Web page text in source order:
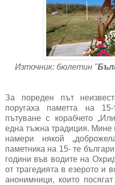
Източник: бюлетин "
За пореден път
поругаха паметта на
пътуване с корабчето
една тъжна традиция. Мине
намери някой
паметника на 15- те
години във водите на
от трагедията в езерото и
анонимници, които